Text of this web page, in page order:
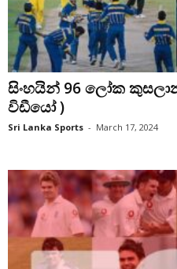
සිංහයින් 96 ලෝක
විඩීයෝ )
Sri Lanka Sports - March 17, 2024